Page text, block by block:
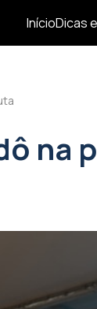
InícioDicas
na